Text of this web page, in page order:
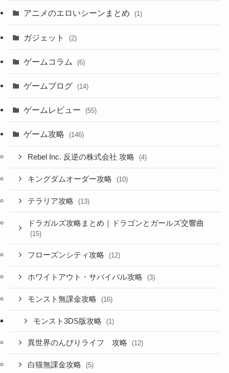
アニメのエロいシーンまとめ (1)
ガジェット (2)
ゲームコラム (6)
ゲームブログ (14)
ゲームレビュー (55)
ゲーム攻略 (146)
Rebel Inc. 反逆の株式会社 攻略 (4)
キングダムオーダー攻略 (10)
テラリア攻略 (13)
ドラガルズ攻略まとめ｜ドラゴンとガールズ交響曲
(15)
フローズンシティ攻略 (12)
ホワイトアウト・サバイバル攻略 (3)
モンスト無課金攻略 (16)
モンスト3DS版攻略 (1)
異世界のんびりライフ 攻略 (12)
白猫無課金攻略 (5)